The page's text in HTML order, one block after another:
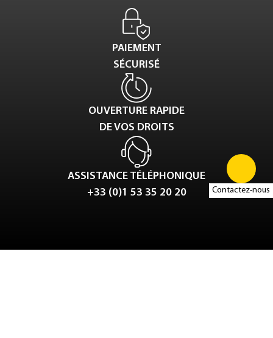
Contactez-nous
PAIEMENT
SÉCURISÉ
OUVERTURE RAPIDE
DE VOS DROITS
ASSISTANCE TÉLÉPHONIQUE
+33 (0)1 53 35 20 20